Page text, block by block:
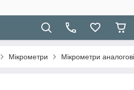
Мікрометри Мікрометри